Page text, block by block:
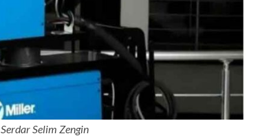
Selim Zengin